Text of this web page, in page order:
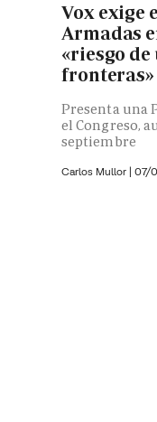
Vox exige
Armadas
«riesgo de
fronteras»
Presenta una
el Congreso,
septiembre
Carlos Mullor | 07/